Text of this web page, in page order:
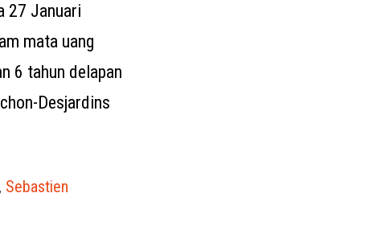
27 Januari
mata uang
6 tahun delapan
Desjardins
, Sebastien